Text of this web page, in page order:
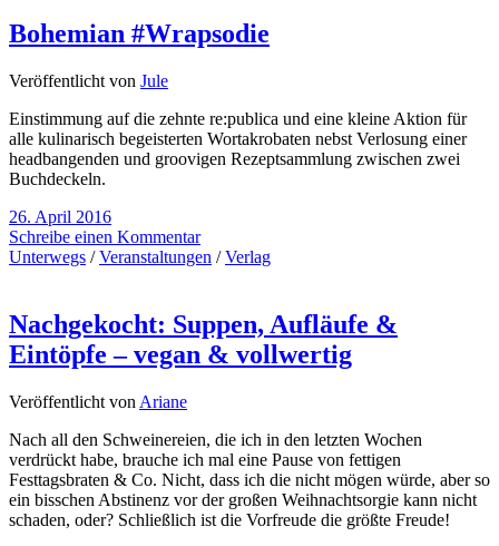
Bohemian #Wrapsodie
Veröffentlicht von Jule
Einstimmung auf die zehnte re:publica und eine kleine Aktion für
alle kulinarisch begeisterten Wortakrobaten nebst Verlosung einer
headbangenden und groovigen Rezeptsammlung zwischen zwei
Buchdeckeln.
26. April 2016
Schreibe einen Kommentar
Unterwegs /Veranstaltungen /Verlag
Nachgekocht: Suppen, Aufläufe &
Eintöpfe – vegan & vollwertig
Veröffentlicht von Ariane
Nach all den Schweinereien, die ich in den letzten Wochen
verdrückt habe, brauche ich mal eine Pause von fettigen
Festtagsbraten & Co. Nicht, dass ich die nicht mögen würde, aber so
ein bisschen Abstinenz vor der großen Weihnachtsorgie kann nicht
schaden, oder? Schließlich ist die Vorfreude die größte Freude!